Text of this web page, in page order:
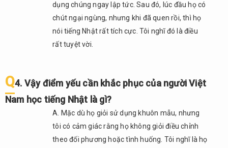
học
Nhật
dụng chúng ngay lập tức. Sau đó, lúc đầu họ có
chút ngại ngùng, nhưng khi đã quen rồi, thì họ
nói tiếng Nhật rất tích cực. Tôi nghĩ đó là điều
rất tuyệt vời.
Q4. Vậy điểm yếu cần khắc phục của người Việt
Nam học tiếng Nhật là gì?
A. Mặc dù họ giỏi sử dụng khuôn mẫu, nhưng
tôi có cảm giác rằng họ không giỏi điều chỉnh
theo đối phương hoặc tình huống. Tôi nghĩ là họ